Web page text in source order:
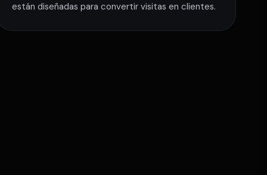
están diseñadas para convertir visitas en clientes.